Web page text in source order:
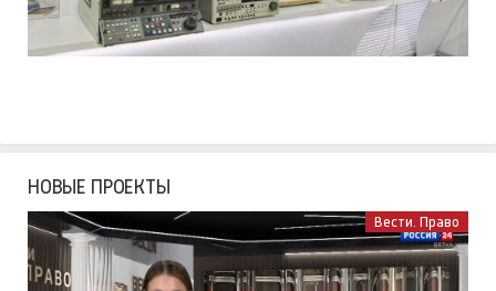
НОВЫЕ ПРОЕКТЫ
Вести. Право